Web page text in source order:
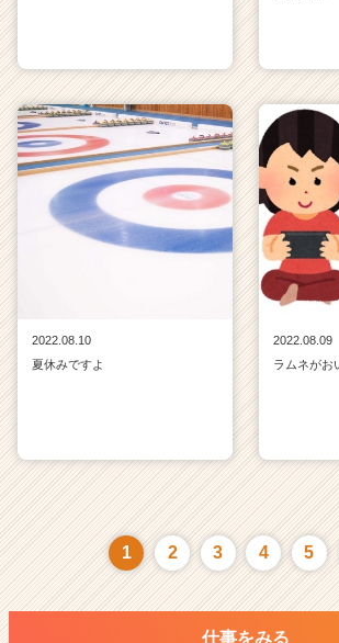
2022.08.10
夏休みですよ
2022.08.09
ラムネがお
1 2 3 4 5
仕事をみる